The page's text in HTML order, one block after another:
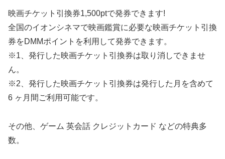
映画チケット引換券1,500ptで発券できます!
全国のイオンシネマで映画鑑賞に必要な映画チケット引換
券をDMMポイントを利用して発券できます。
※1、発行した映画チケット引換券は取り消しできませ
ん。
※2、発行した映画チケット引換券は発行した月を含めて
6 ヶ月間ご利用可能です。
その他、ゲーム 英会話 クレジットカード などの特典多
数。